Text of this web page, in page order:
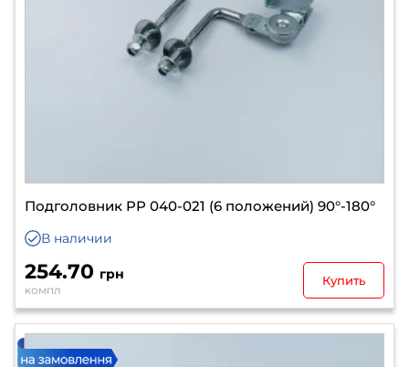
Подголовник PP 040-021 (6 положений) 90°-180°
В наличии
254.70 грн
компл
Купить